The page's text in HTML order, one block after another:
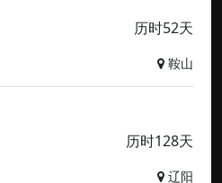
历时52天
鞍山
历时128天
辽阳